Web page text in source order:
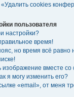
cookies
пользователя
настройки?
время!
но время всё равно
изображение вместе
я могу изменить его?
«email», от меня